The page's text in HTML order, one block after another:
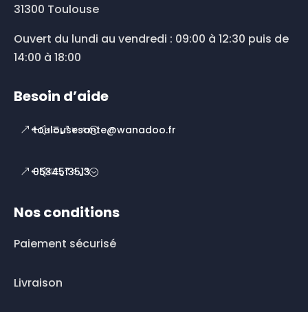
31300 Toulouse
Ouvert du lundi au vendredi : 09:00 à 12:30 puis de
14:00 à 18:00
Besoin d’aide
toulousesante@wanadoo.fr
0534513513
Nos conditions
Paiement sécurisé
Livraison